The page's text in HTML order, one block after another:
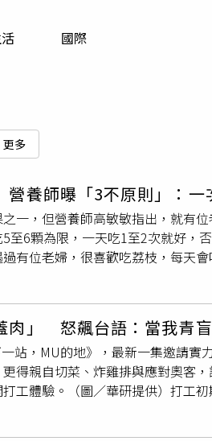
國際
更多
養師曝「3不原則」：一
一，但營養師高敏敏指出，就有
至6顆為限，一天吃1至2次就好，
有位老婦，很喜歡吃荔枝，每天
如空腹食用會刺激胰島素分泌過
性低血糖，若出現不適症狀，應立
顆常讓人忍不住一顆接一顆吃下
否則可能引發俗稱「荔枝病」的
分泌過多，使血中的葡萄糖含量
一次吃過量的荔枝」，尤其糖尿
不要吃 沒熟的荔枝」，容易影響
是能補充營養，包括有助於修復
肉」 怒飆台語：當我青盲
站，MU的地》，最新一集邀請實
得親自切菜、炸雞排與應對奧客
工體驗。（圖／華研提供）打工
亂，端出的雞腿排竟「
」，
淘汰啦！」隨後換位挑戰外場時，